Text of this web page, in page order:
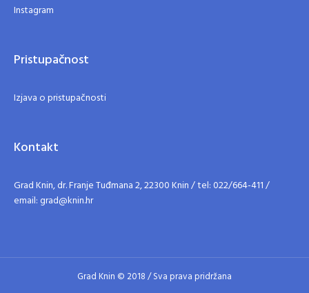
Instagram
Pristupačnost
Izjava o pristupačnosti
Kontakt
Grad Knin, dr. Franje Tuđmana 2, 22300 Knin / tel: 022/664-411 /
email: grad@knin.hr
Grad Knin © 2018 / Sva prava pridržana